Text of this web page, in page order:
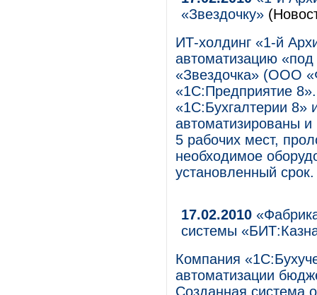
«Звездочку»
ИТ-холдинг «1-й
автоматизацию «под
«Звездочка» (ООО
«1С:Предприятие
«1С:Бухгалтерии 8»
автоматизированы
5 рабочих мест,
необходимое
установленный срок.
17.02.2010
системы
Компания
автоматизации
Созданная система